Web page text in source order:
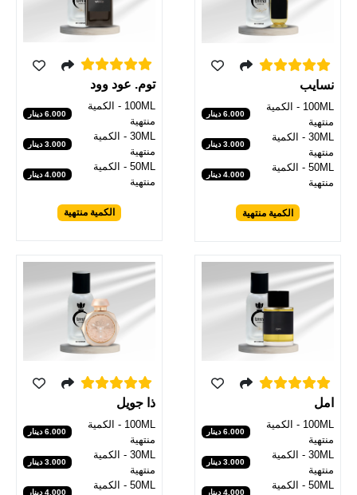
نسايب
100ML - الكمية
منتهية
6.000 دينار
30ML - الكمية
منتهية
3.000 دينار
50ML - الكمية
منتهية
4.000 دينار
الكمية منتهية
توم. عود وود
100ML - الكمية
منتهية
6.000 دينار
30ML - الكمية
منتهية
3.000 دينار
50ML - الكمية
منتهية
4.000 دينار
الكمية منتهية
امل
100ML - الكمية
منتهية
6.000 دينار
30ML - الكمية
منتهية
3.000 دينار
50ML - الكمية
4.000 دينار
ذا جويل
100ML - الكمية
منتهية
6.000 دينار
30ML - الكمية
منتهية
3.000 دينار
50ML - الكمية
4.000 دينار